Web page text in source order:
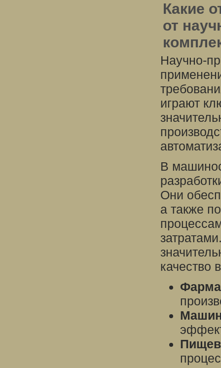
Какие
от
Научно-
играют
В
Они
а также
качество